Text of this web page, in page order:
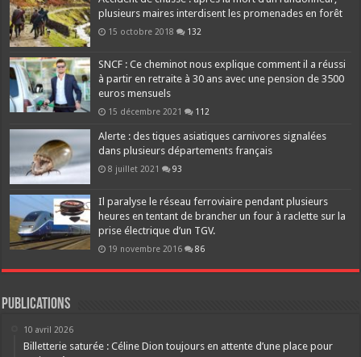
plusieurs maires interdisent les promenades en forêt
15 octobre 2018 132
SNCF : Ce cheminot nous explique comment il a réussi
à partir en retraite à 30 ans avec une pension de 3500
euros mensuels
15 décembre 2021 112
Alerte : des tiques asiatiques carnivores signalées
dans plusieurs départements français
8 juillet 2021 93
Il paralyse le réseau ferroviaire pendant plusieurs
heures en tentant de brancher un four à raclette sur la
prise électrique d’un TGV.
19 novembre 2016 86
Publications
10 avril 2026
Billetterie saturée : Céline Dion toujours en attente d’une place pour